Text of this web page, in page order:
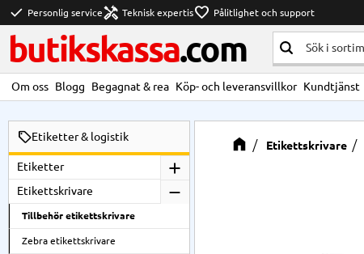
check Personlig servicehandyman Teknisk expertisfavorite Pålitlighet och support
butikskassa.com
Om oss Blogg Begagnat & rea Köp- och leveransvillkor Kundtjänst
Etikettskrivare
Etiketter & logistik
Etiketter
Etikettskrivare
Tillbehör etikettskrivare
Zebra etikettskrivare